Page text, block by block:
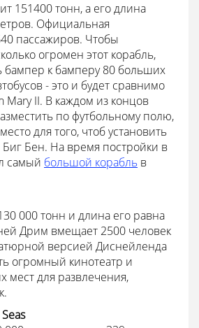
151400 тонн, а его длина
Официальная
пассажиров. Чтобы
огромен этот корабль,
бампер к бамперу 80 больших
- это и будет сравнимо
Mary II. В каждом из концов
по футбольному полю,
для того, чтоб установить
Бен. На время постройки в
самый большой корабль в
000 тонн и длина его равна
Дрим вмещает 2500 человек
версией Диснейленда
огромный кинотеатр и
мест для развлечения,